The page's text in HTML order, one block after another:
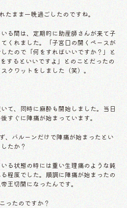
まま一晩過ごしたのですね。
る間は、定期的に助産師さんが来て子
くれました。「子宮口の開くペースが
たので「何をすればいいですか？」と
するといいですよ」とのことだったの
クワットをしました（笑）。
て、同時に麻酔も開始しました。当日
すぐに陣痛が始まっています。
バルーンだけで陣痛が始まったとい
たか？
る状態の時には重い生理痛のような鈍
程度でした。順調に陣痛が始まったの
王切開になったんです。
たのですか？